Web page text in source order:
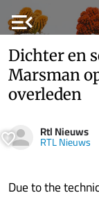
menu_open
Dichter en
Marsman
overleden
Rtl Nieuws
RTL Nieuws
Due to the